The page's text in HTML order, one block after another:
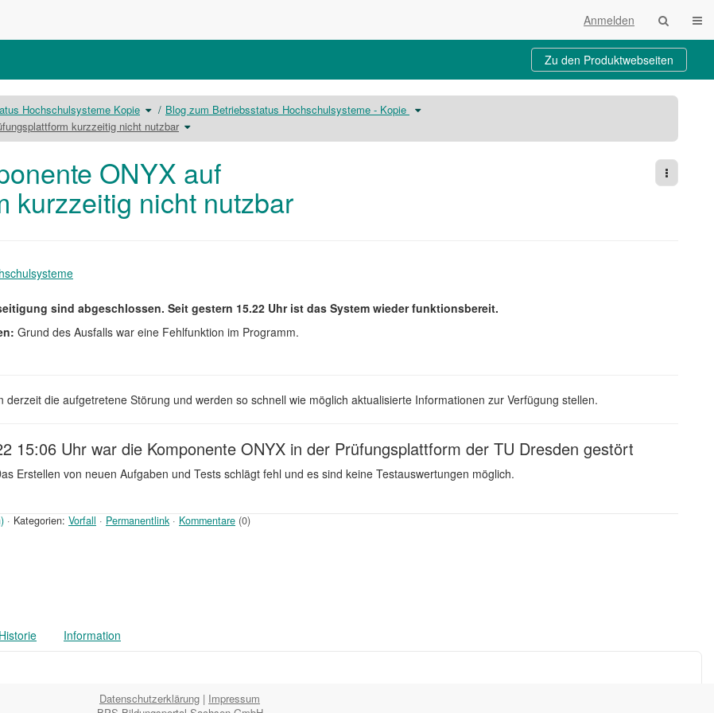
Anmelden
Zu den Produktwebseiten
Hochschulsysteme Kopie Schalte
denVerzeichnisbaum
unter
Betriebsstatus
Hochschulsysteme
Kopie
um.
Blog zum Betriebsstatus Hochschulsysteme - Kopie Schalte
den
Betriebsstatus
Hochschulsysteme
kurzzeitig nicht nutzbar Schalte
den
unter
12.12.2022
Prüfungsplattform
kurzzeitig
nicht
nutzbar
ONYX auf
kurzzeitig nicht nutzbar
Weitere
sind abgeschlossen. Seit gestern 15.22 Uhr ist das System wieder funktionsbereit.
Grund des Ausfalls war eine Fehlfunktion im Programm.
derzeit die aufgetretene Störung und werden so schnell wie möglich aktualisierte Informationen zur Verfügung stellen.
15:06 Uhr war die Komponente ONYX in der Prüfungsplattform der TU Dresden gestört
Erstellen von neuen Aufgaben und Tests schlägt fehl und es sind keine Testauswertungen möglich.
· Kategorien: Vorfall · Permanentlink · Kommentare (0)
Historie Information
Datenschutzerklärung | Impressum